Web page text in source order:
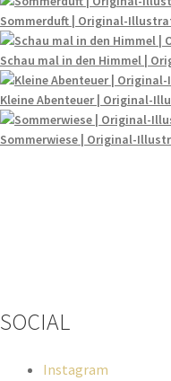
Sommerduft | Original-
Schau mal in den Himmel |
Kleine Abenteuer | Original-
Sommerwiese | Original-
SOCIAL
Instagram